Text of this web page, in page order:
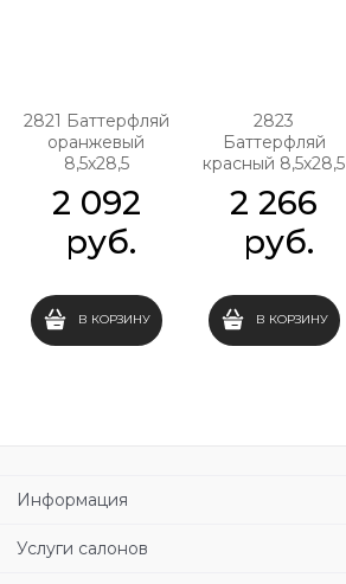
2821 Баттерфляй
оранжевый
8,5х28,5
2 092
руб.
В КОРЗИНУ
2823
Баттерфляй
красный 8,5х28,5
2 266
руб.
В КОРЗИНУ
Информация
Услуги салонов